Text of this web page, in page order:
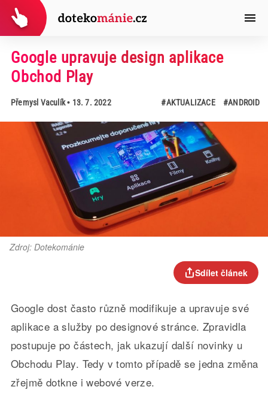
Google upravuje design aplikace
Obchod Play
Přemysl Vaculík• 13. 7. 2022 #AKTUALIZACE #ANDROID
Zdroj: Dotekománie
Sdílet článek
Google dost často různě modifikuje a upravuje své
aplikace a služby po designové stránce. Zpravidla
postupuje po částech, jak ukazují další novinky u
Obchodu Play. Tedy v tomto případě se jedna změna
zřejmě dotkne i webové verze.